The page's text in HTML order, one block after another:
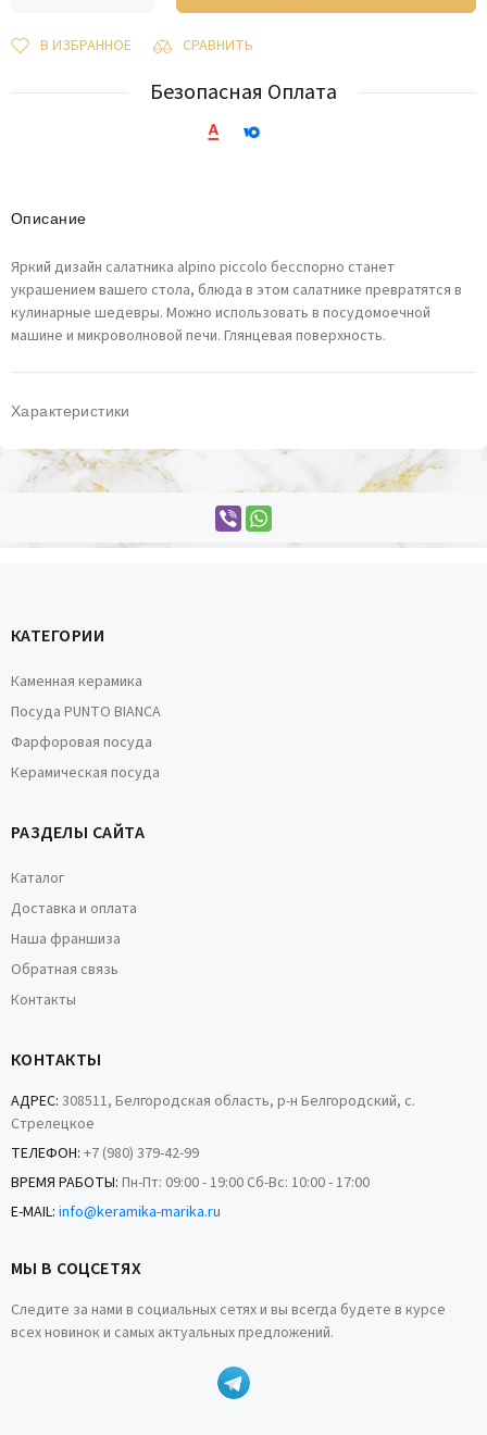
В ИЗБРАННОЕ СРАВНИТЬ
Безопасная Оплата
Описание
Яркий дизайн салатника alpino piccolo бесспорно станет
украшением вашего стола, блюда в этом салатнике превратятся в
кулинарные шедевры. Можно использовать в посудомоечной
машине и микроволновой печи. Глянцевая поверхность.
Характеристики
КАТЕГОРИИ
Каменная керамика
Посуда PUNTO BIANCA
Фарфоровая посуда
Керамическая посуда
РАЗДЕЛЫ САЙТА
Каталог
Доставка и оплата
Наша франшиза
Обратная связь
Контакты
КОНТАКТЫ
АДРЕС: 308511, Белгородская область, р-н Белгородский, с.
Стрелецкое
ТЕЛЕФОН: +7 (980) 379-42-99
ВРЕМЯ РАБОТЫ: Пн-Пт: 09:00 - 19:00 Сб-Вс: 10:00 - 17:00
E-MAIL: info@keramika-marika.ru
МЫ В СОЦСЕТЯХ
Следите за нами в социальных сетях и вы всегда будете в курсе
всех новинок и самых актуальных предложений.